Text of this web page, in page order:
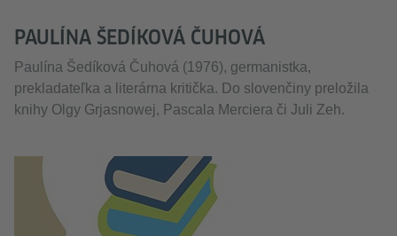
PAULÍNA ŠEDÍKOVÁ ČUHOVÁ
Paulína Šedíková Čuhová (1976), germanistka,
prekladateľka a literárna kritička. Do slovenčiny preložila
knihy Olgy Grjasnowej, Pascala Merciera či Juli Zeh.